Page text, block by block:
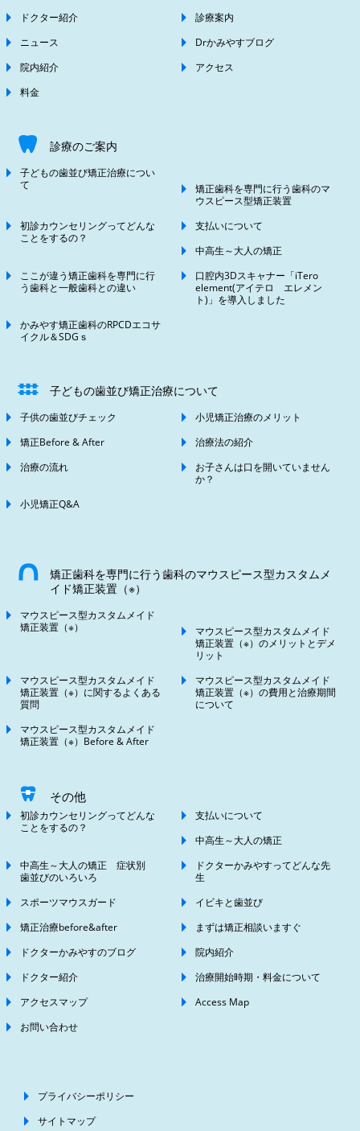
ドクター紹介
診療案内
ニュース
Drかみやすブログ
院内紹介
アクセス
料金
診療のご案内
子どもの歯並び矯正治療につい
て
矯正歯科を専門に行う歯科のマ
ウスピース型矯正装置
初診カウンセリングってどんな
ことをするの？
支払いについて
中高生～大人の矯正
ここが違う矯正歯科を専門に行
う歯科と一般歯科との違い
口腔内3Dスキャナー「iTero
element(アイテロ エレメン
ト)」を導入しました
かみやす矯正歯科のRPCDエコサ
イクル＆SDGｓ
子どもの歯並び矯正治療について
子供の歯並びチェック
小児矯正治療のメリット
矯正Before & After
治療法の紹介
治療の流れ
お子さんは口を開いていません
か？
小児矯正Q&A
矯正歯科を専門に行う歯科のマウスピース型カスタムメ
イド矯正装置（※）
マウスピース型カスタムメイド
矯正装置（※）
マウスピース型カスタムメイド
矯正装置（※）のメリットとデメ
リット
マウスピース型カスタムメイド
矯正装置（※）に関するよくある
質問
マウスピース型カスタムメイド
矯正装置（※）の費用と治療期間
について
マウスピース型カスタムメイド
矯正装置（※）Before & After
その他
初診カウンセリングってどんな
ことをするの？
支払いについて
中高生～大人の矯正
中高生～大人の矯正 症状別
歯並びのいろいろ
ドクターかみやすってどんな先
生
スポーツマウスガード
イビキと歯並び
矯正治療before&after
まずは矯正相談いますぐ
ドクターかみやすのブログ
院内紹介
ドクター紹介
治療開始時期・料金について
アクセスマップ
Access Map
お問い合わせ
プライバシーポリシー
サイトマップ